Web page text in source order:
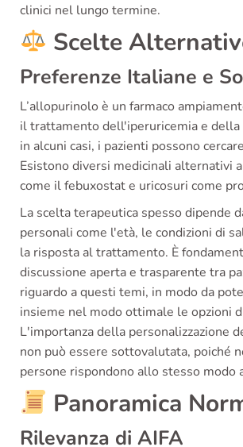
clinici nel lungo termine.
Scelte
Preferenze Italiane e
L’allopurinolo è un farmaco
il trattamento dell'iperuricemia e della
in alcuni casi, i pazienti possono
Esistono diversi medicinali alternativi
come il febuxostat e uricosuri come
La scelta terapeutica spesso dipende
personali come l'età, le condizioni di
la risposta al trattamento. È
discussione aperta e trasparente tra
riguardo a questi temi, in modo da
insieme nel modo ottimale le opzioni
L'importanza della personalizzazione
non può essere sottovalutata, poiché
persone rispondono allo stesso modo
Panoramica
Rilevanza di AIFA